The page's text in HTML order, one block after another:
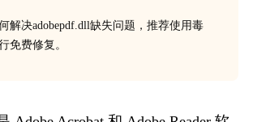
解决adobepdf.dll缺失问题，推荐使用毒
免费修复。